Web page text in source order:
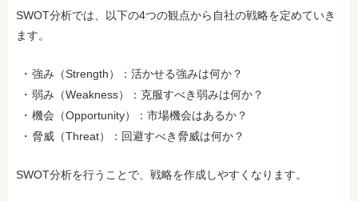
SWOT分析では、以下の4つの観点から自社の戦略を定めていき
ます。
強み（Strength）：活かせる強みは何か？
弱み（Weakness）：克服すべき弱みは何か？
機会（Opportunity）：市場機会はあるか？
脅威（Threat）：回避すべき脅威は何か？
SWOT分析を行うことで、戦略を作成しやすくなります。